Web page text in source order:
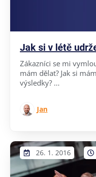
Jak si v létě
Zákazníci se mi
mám dělat? Jak si
výsledky? ...
Jan
26. 1. 2016